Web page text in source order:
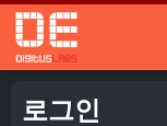
로그인